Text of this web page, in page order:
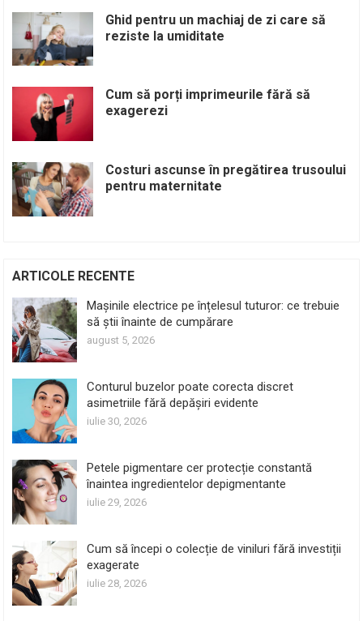
Ghid pentru un machiaj de zi care să
reziste la umiditate
Cum să porți imprimeurile fără să
exagerezi
Costuri ascunse în pregătirea trusoului
pentru maternitate
ARTICOLE RECENTE
Mașinile electrice pe înțelesul tuturor: ce trebuie
să știi înainte de cumpărare
august 5, 2026
Conturul buzelor poate corecta discret
asimetriile fără depășiri evidente
iulie 30, 2026
Petele pigmentare cer protecție constantă
înaintea ingredientelor depigmentante
iulie 29, 2026
Cum să începi o colecție de viniluri fără investiții
exagerate
iulie 28, 2026